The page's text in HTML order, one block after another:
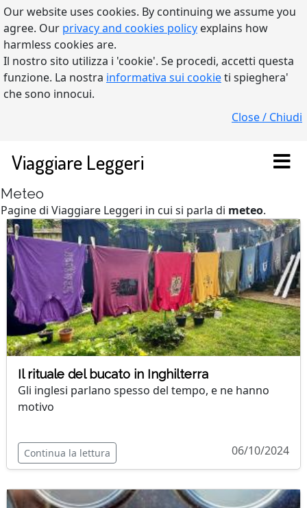
Our website uses cookies. By continuing we assume you
agree. Our privacy and cookies policy explains how
harmless cookies are.
Il nostro sito utilizza i 'cookie'. Se procedi, accetti questa
funzione. La nostra informativa sui cookieti spieghera'
che sono innocui.
Close / Chiudi
Viaggiare Leggeri
Meteo
Pagine di Viaggiare Leggeri in cui si parla di meteo.
Il rituale del bucato in Inghilterra
Gli inglesi parlano spesso del tempo, e ne hanno
motivo
Continua la lettura 06/10/2024